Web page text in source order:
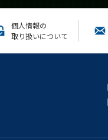
個人情報の
取り扱いについて